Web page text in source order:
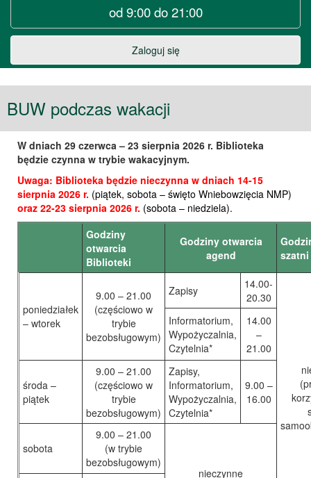
WarszawieBiblioteka
Uniwersytecka
w
Warszawie
od 9:00 do 21:00
Zaloguj się
BUW podczas wakacji
W dniach 29 czerwca – 23 sierpnia 2026 r. Biblioteka
będzie czynna w trybie wakacyjnym.
Uwaga: Biblioteka będzie nieczynna w dniach 14-15
sierpnia 2026 r. (piątek, sobota – święto Wniebowzięcia NMP)
oraz 22-23 sierpnia 2026 r. (sobota – niedziela).
Godziny
otwarcia
Biblioteki
Godziny otwarcia
agend
szatni
poniedziałek
– wtorek
9.00 – 21.00
(częściowo w
trybie
bezobsługowym)
Zapisy
14.00-
20.30
Informatorium,
Wypożyczalnia,
Czytelnia*
14.00
–
21.00
środa –
piątek
9.00 – 21.00
(częściowo w
trybie
bezobsługowym)
Zapisy,
Informatorium,
Wypożyczalnia,
Czytelnia*
9.00 –
16.00
sobota
9.00 – 21.00
(w trybie
bezobsługowym)
nieczynne